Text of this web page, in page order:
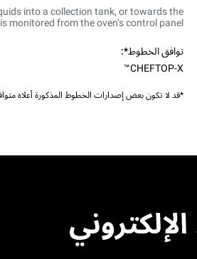
into a collection tank, or towards the
monitored from the oven’s control panel.
توافق الخطوط*:
CHEFTOP-X™
*قد لا تكون بعض إصدارات الخطوط المذكورة أعلاه